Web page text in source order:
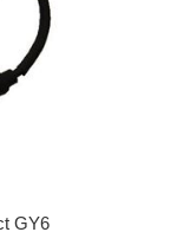
GY6